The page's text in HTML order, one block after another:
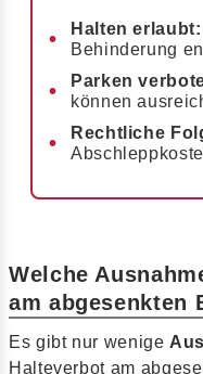
Halten erlaubt:
Behinderung
Parken
können
Rechtliche
Welche
am abgesenkten
Es gibt nur wenige
Halteverbot am